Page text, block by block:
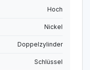
Hoch
Nickel
Doppelzylinder
Schlüssel